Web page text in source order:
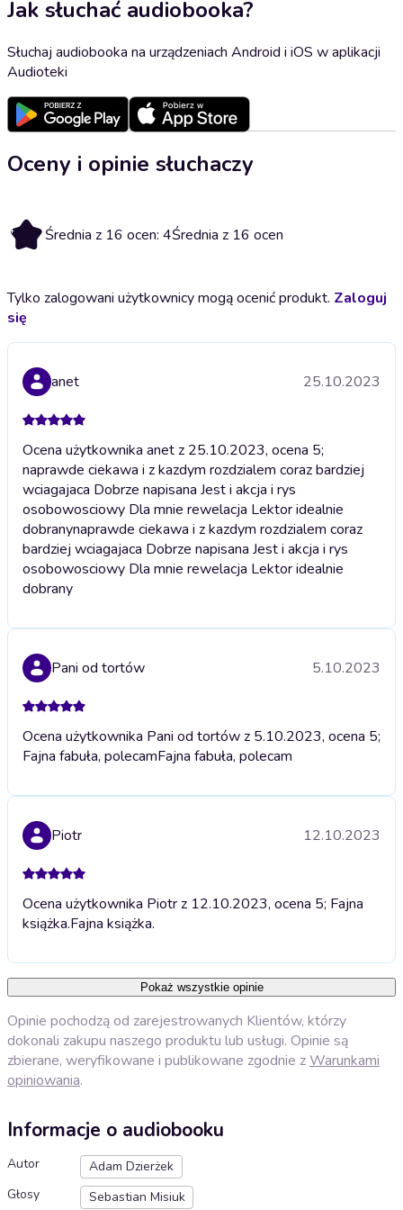
Jak słuchać audiobooka?
Słuchaj audiobooka na urządzeniach Android i iOS w aplikacji
Audioteki
Oceny i opinie słuchaczy
4 Średnia z 16 ocen: 4Średnia z 16 ocen
Tylko zalogowani użytkownicy mogą ocenić produkt. Zaloguj
się
anet 25.10.2023
Ocena użytkownika anet z 25.10.2023, ocena 5;
naprawde ciekawa i z kazdym rozdzialem coraz bardziej
wciagajaca Dobrze napisana Jest i akcja i rys
osobowosciowy Dla mnie rewelacja Lektor idealnie
dobranynaprawde ciekawa i z kazdym rozdzialem coraz
bardziej wciagajaca Dobrze napisana Jest i akcja i rys
osobowosciowy Dla mnie rewelacja Lektor idealnie
dobrany
Pani od tortów 5.10.2023
Ocena użytkownika Pani od tortów z 5.10.2023, ocena 5;
Fajna fabuła, polecamFajna fabuła, polecam
Piotr 12.10.2023
Ocena użytkownika Piotr z 12.10.2023, ocena 5; Fajna
książka.Fajna książka.
Pokaż wszystkie opinie
Opinie pochodzą od zarejestrowanych Klientów, którzy
dokonali zakupu naszego produktu lub usługi. Opinie są
zbierane, weryfikowane i publikowane zgodnie zWarunkami
opiniowania.
Informacje o audiobooku
Autor
Adam Dzierżek
Głosy
Sebastian Misiuk